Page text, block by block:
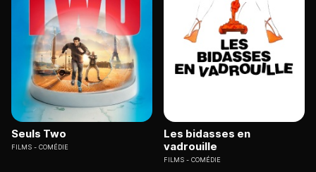
Seuls Two
FILMS COMÉDIE
Les bidasses en
vadrouille
FILMS COMÉDIE